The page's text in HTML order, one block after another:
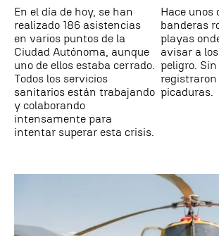
En el día de hoy, se han
realizado 186 asistencias
en varios puntos de la
Ciudad Autónoma, aunque
uno de ellos estaba cerrado.
Todos los servicios
sanitarios están trabajando
y colaborando
intensamente para
intentar superar esta crisis.
Hace unos
banderas
playas
avisar a
peligro.
picaduras.